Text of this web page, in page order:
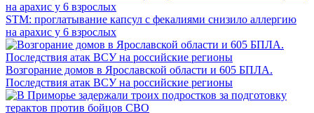
STM: проглатывание капсул с фекалиями снизило аллергию
на арахис у 6 взрослых
Возгорание домов в Ярославской области и 605 БПЛА.
Последствия атак ВСУ на российские регионы